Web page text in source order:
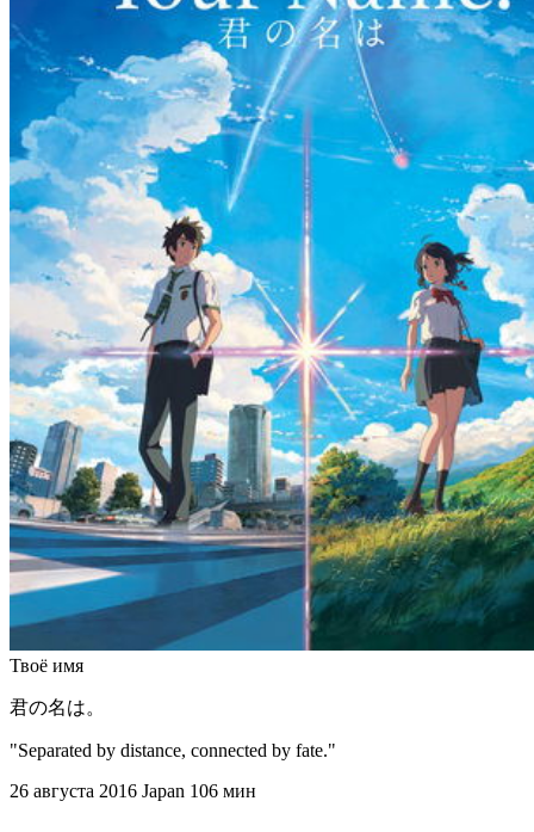
Твоё имя
君の名は。
"Separated by distance, connected by fate."
26 августа 2016 Japan 106 мин